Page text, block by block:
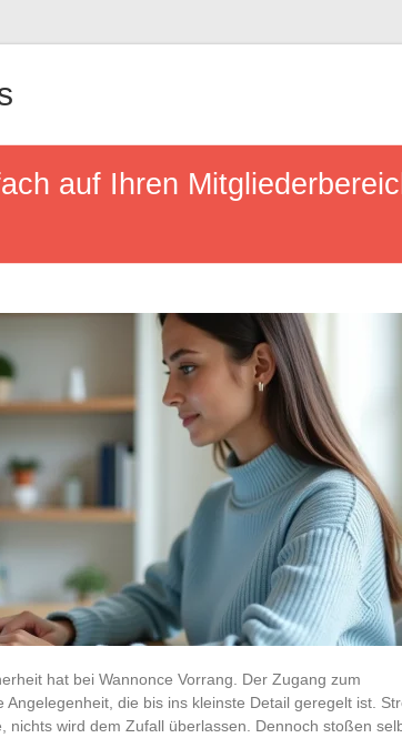
auf Ihren
hat bei Wannonce Vorrang. Der Zugang zum
die bis ins kleinste Detail geregelt ist.
nichts wird dem Zufall überlassen. Dennoch stoßen